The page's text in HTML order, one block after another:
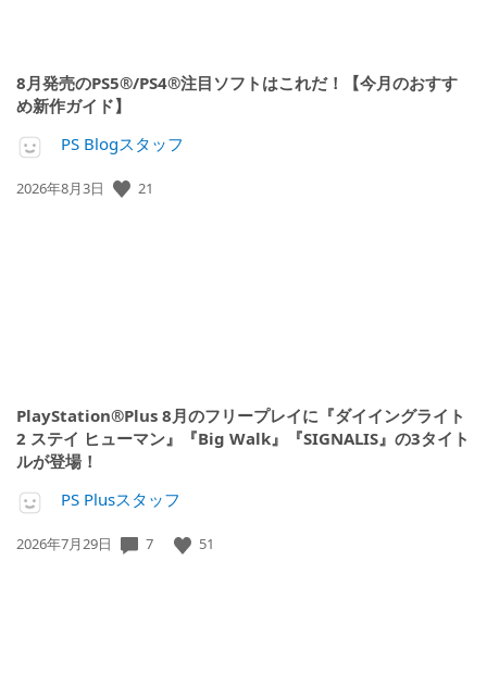
8月発売のPS5®/PS4®注目ソフトはこれだ！【今月のおすす
め新作ガイド】
PS Blogスタッフ
公
2026年8月3日 21
PlayStation®Plus 8月のフリープレイに『ダイイングライト
2 ステイ ヒューマン』『Big Walk』『SIGNALIS』の3タイト
ルが登場！
PS Plusスタッフ
公
2026年7月29日 7 51